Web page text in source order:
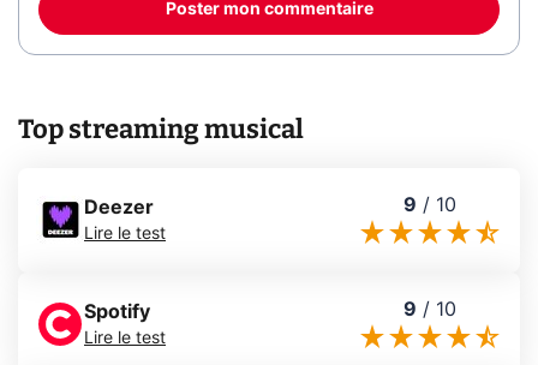
Poster mon commentaire
Top streaming musical
Deezer
Lire le test
9 / 10
Spotify
Lire le test
9 / 10